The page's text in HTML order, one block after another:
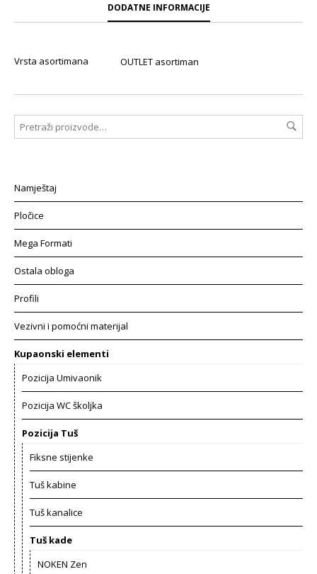
DODATNE INFORMACIJE
Vrsta asortimana OUTLET asortiman
Namještaj
Pločice
Mega Formati
Ostala obloga
Profili
Vezivni i pomoćni materijal
Kupaonski elementi
Pozicija Umivaonik
Pozicija WC školjka
Pozicija Tuš
Fiksne stijenke
Tuš kabine
Tuš kanalice
Tuš kade
NOKEN Zen